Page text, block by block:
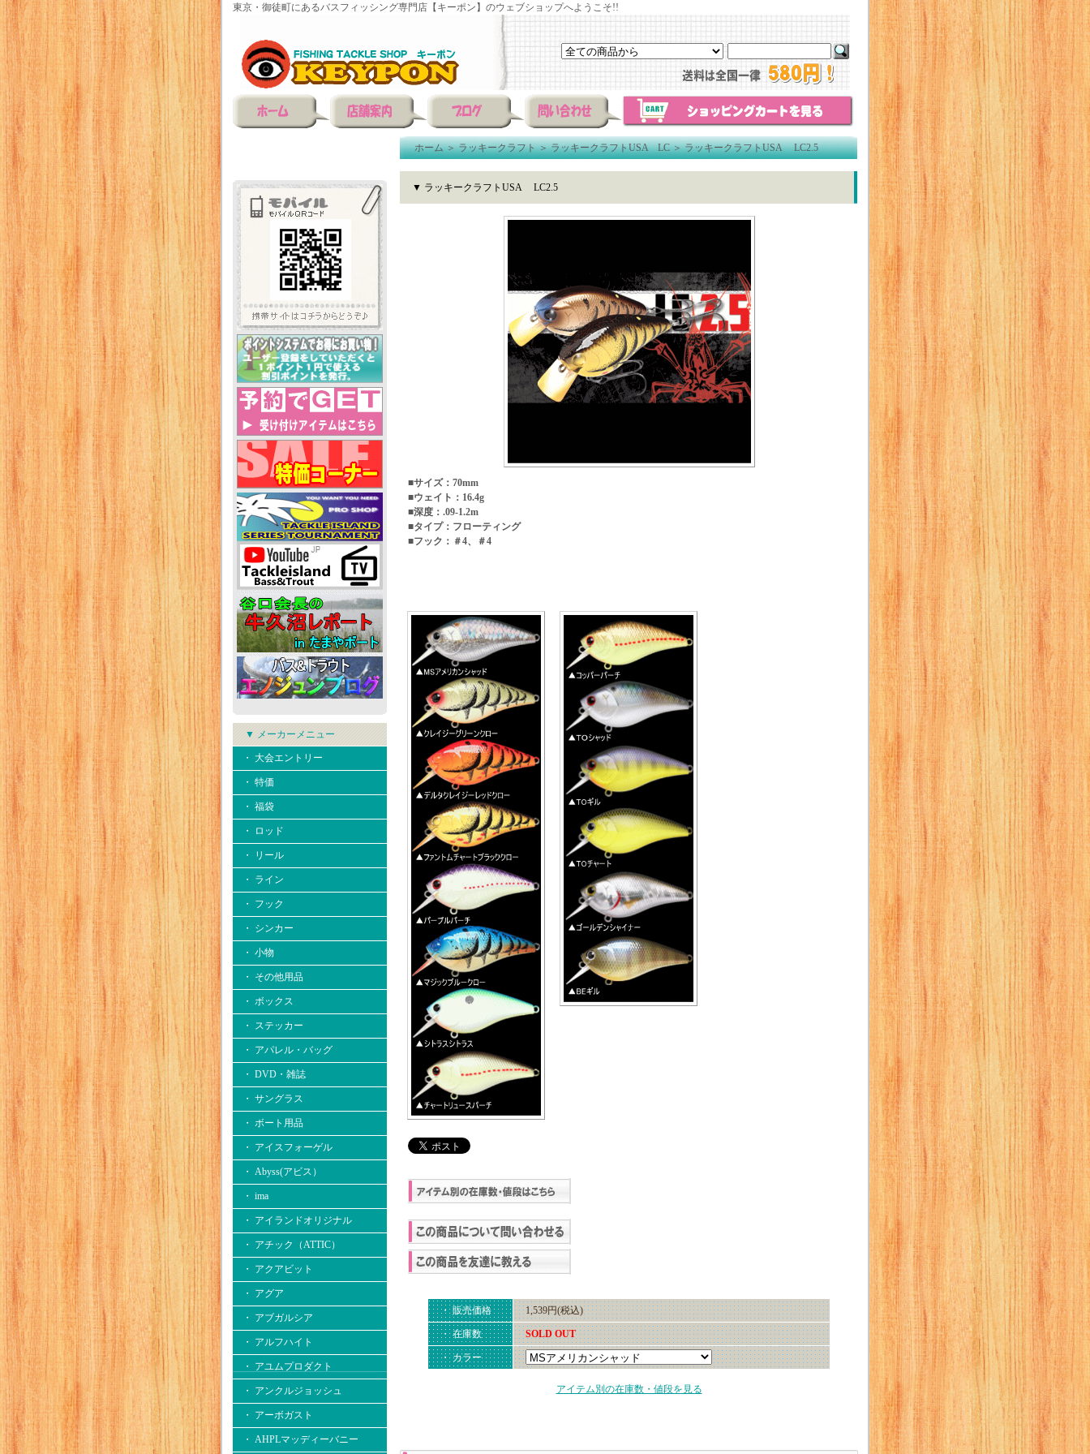
東京・御徒町にあるバスフィッシング専門店【キーポン】のウェブショップへようこそ!!
▼ メーカーメニュー
・ 大会エントリー
・ 特価
・ 福袋
・ ロッド
・ リール
・ ライン
・ フック
・ シンカー
・ 小物
・ その他用品
・ ボックス
・ ステッカー
・ アパレル・バッグ
・ DVD・雑誌
・ サングラス
・ ボート用品
・ アイスフォーゲル
・ Abyss(アビス）
・ ima
・ アイランドオリジナル
・ アチック（ATTIC）
・ アクアビット
・ アグア
・ アブガルシア
・ アルフハイト
・ アユムプロダクト
・ アンクルジョッシュ
・ アーボガスト
・ AHPLマッディーバニー
ホーム＞ラッキークラフト＞ラッキークラフトUSA LC＞ラッキークラフトUSA LC2.5
▼ ラッキークラフトUSA LC2.5
■サイズ：70mm
■ウェイト：16.4g
■深度：.09-1.2m
■タイプ：フローティング
■フック：＃4、＃4
・ 販売価格 1,539円(税込)
・ 在庫数 SOLD OUT
・ カラー
アイテム別の在庫数・値段を見る